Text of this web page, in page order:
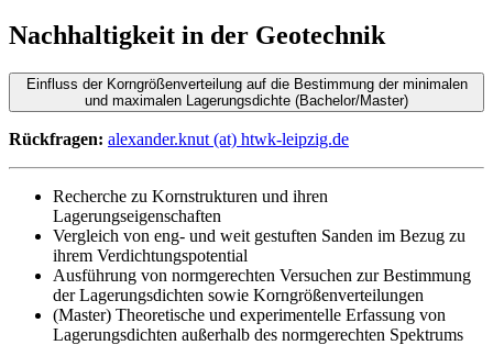
Nachhaltigkeit in der Geotechnik
Einfluss der Korngrößenverteilung auf die Bestimmung der minimalen
und maximalen Lagerungsdichte (Bachelor/Master)
Rückfragen: alexander.knut (at) htwk-leipzig.de
Recherche zu Kornstrukturen und ihren
Lagerungseigenschaften
Vergleich von eng- und weit gestuften Sanden im Bezug zu
ihrem Verdichtungspotential
Ausführung von normgerechten Versuchen zur Bestimmung
der Lagerungsdichten sowie Korngrößenverteilungen
(Master) Theoretische und experimentelle Erfassung von
Lagerungsdichten außerhalb des normgerechten Spektrums